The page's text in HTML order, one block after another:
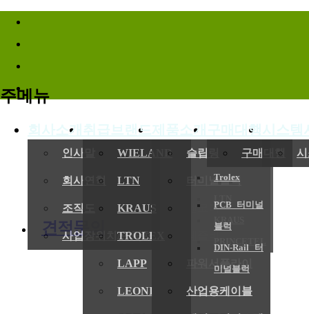
바로가기메뉴
주메뉴
회사소개
인사말
회사연혁
조직도
사업장위치/연락처
취급브랜드
WIELAND
LTN
KRAUS
TROLEX
LAPP
LEONI
제품소개
슬립링
Trolex
KRAUS
PRINCETEL
터미널블럭
PCB 터미널
블럭
DIN-Rail 터
미널블럭
엔코더
파워서플라이
산업용케이블
구매대행
구매대행
(
전기,기
견적문의